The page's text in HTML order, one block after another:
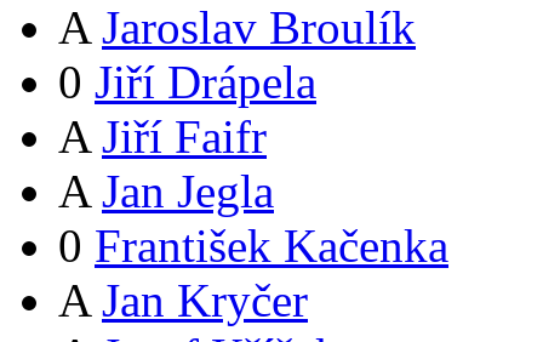
A Jaroslav Broulík
0 Jiří Drápela
A Jiří Faifr
A Jan Jegla
0 František Kačenka
A Jan Kryčer